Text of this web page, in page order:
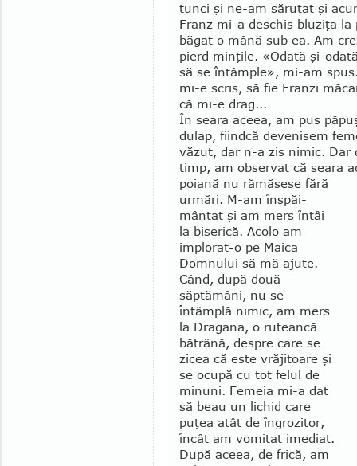
tunci şi ne-am sărutat şi
Franz mi-a deschis bluziţa la
băgat o mână sub ea. Am
pierd minţile. «Odată şi-
să se în­tâmple», mi-am
mi-e scris, să fie Franzi
că mi-e drag...
În seara aceea, am pus
du­lap, fiindcă devenisem
văzut, dar n-a zis ni­mic. Dar
timp, am ob­ser­vat că seara
poiană nu rămăsese fără
urmări. M-am înspăi­
mântat şi am mers întâi
la biserică. Acolo am
implorat-o pe Maica
Domnului să mă ajute.
Când, după două
săptămâni, nu se
întâmplă ni­mic, am mers
la Dragana, o ruteancă
bătrână, despre care se
zicea că este vrăjitoare şi
se ocupă cu tot felul de
minuni. Femeia mi-a dat
să beau un lichid care
puţea atât de îngrozitor,
încât am vo­mitat imediat.
După aceea, de frică, am